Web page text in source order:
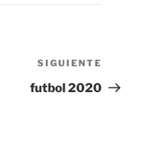
entrada
SIGUIENTE
futbol 2020